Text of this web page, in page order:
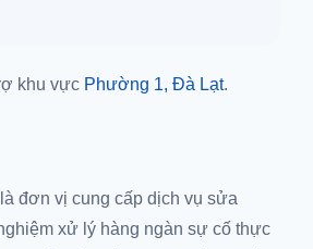
khu vực Phường 1, Đà Lạt.
đơn vị cung cấp dịch vụ sửa
xử lý hàng ngàn sự cố thực